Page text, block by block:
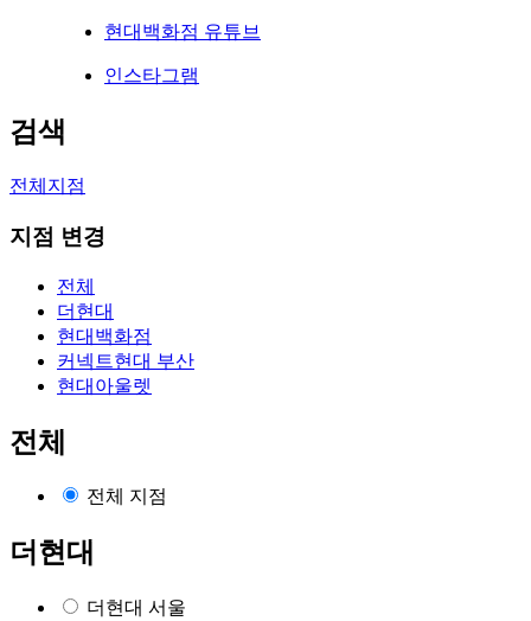
현대백화점 유튜브
인스타그램
검색
전체지점
지점 변경
전체
더현대
현대백화점
커넥트현대 부산
현대아울렛
전체
전체 지점
더현대
더현대 서울